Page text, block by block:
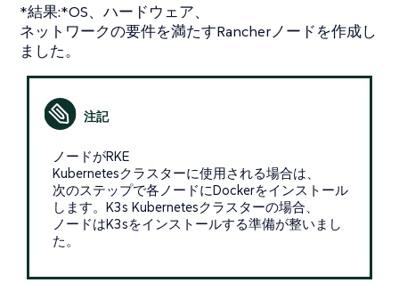
*結果:*OS、ハードウェア、
ネットワークの要件を満たすRancherノードを作成し
ました。
ノードがRKE
Kubernetesクラスターに使用される場合は、
次のステップで各ノードにDockerをインストール
します。K3s Kubernetesクラスターの場合、
ノードはK3sをインストールする準備が整いまし
た。